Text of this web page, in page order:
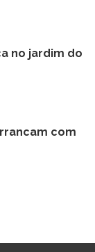
no jardim do
com